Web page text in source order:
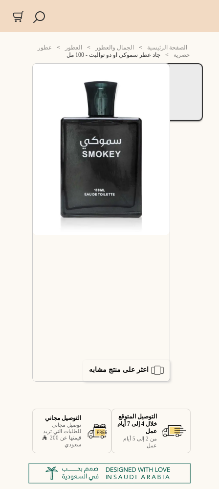
الصفحة الرئيسية > الجمال والعطور > العطور >
عطور
حصرية
> جاد عطر سموكي او دو تواليت - 100 مل
اعثر على منتج مشابه
التوصيل المتوقع
خلال 4 إلى 7 أيام
عمل
من 2 إلى 5 أيام
عمل
التوصيل مجاني
توصيل مجاني
للطلبات التي تزيد
قيمتها عن 200
سعودي